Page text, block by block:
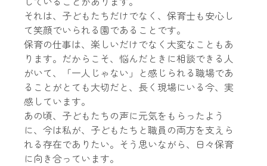
それは、子どもたちだけでなく、保育士も安心し
て笑顔でいられる園であることです。
保育の仕事は、楽しいだけでなく大変なこともあ
ります。だからこそ、悩んだときに相談できる人
がいて、
「一人じゃない」と感じられる職場であ
ることがとても大切だと、長く現場にいる今、実
感しています。
あの頃、子どもたちの声に元気をもらったよう
に、今は私が、子どもたちと職員の両方を支えら
れる存在でありたい。そう思いながら、日々保育
に向き合っています。